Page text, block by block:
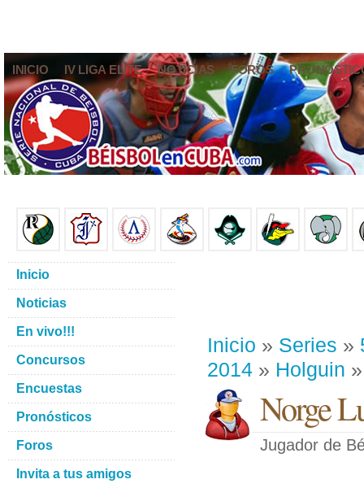
INICIO IV LIGA ELITE NOTICIAS FOROS
Inicio » Series »
2014 » Holguin
Norge
Jugador de
Inicio
Noticias
En vivo!!!
Concursos
Encuestas
Pronósticos
Foros
Invita a tus amigos